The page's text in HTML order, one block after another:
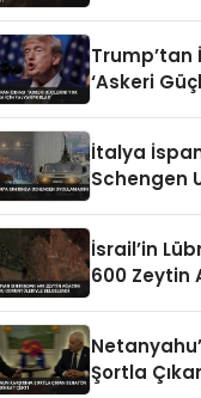
Trump’tan
‘Askeri
İtalya
Schengen
İsrail’in
600 Zeytin
Şortla